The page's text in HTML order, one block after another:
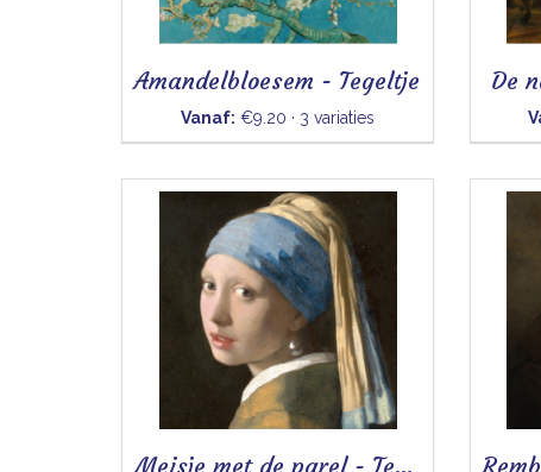
Amandelbloesem - Tegeltje
Vanaf: €9.20 · 3 variaties
De
Meisje met de parel - Tegeltje